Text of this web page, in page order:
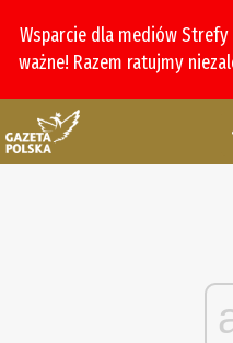
Wsparcie dla mediów
ważne! Razem ratujmy